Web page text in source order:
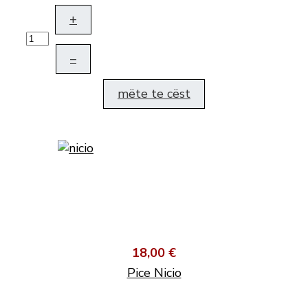
+
–
mëte te cëst
18,00 €
Pice Nicio